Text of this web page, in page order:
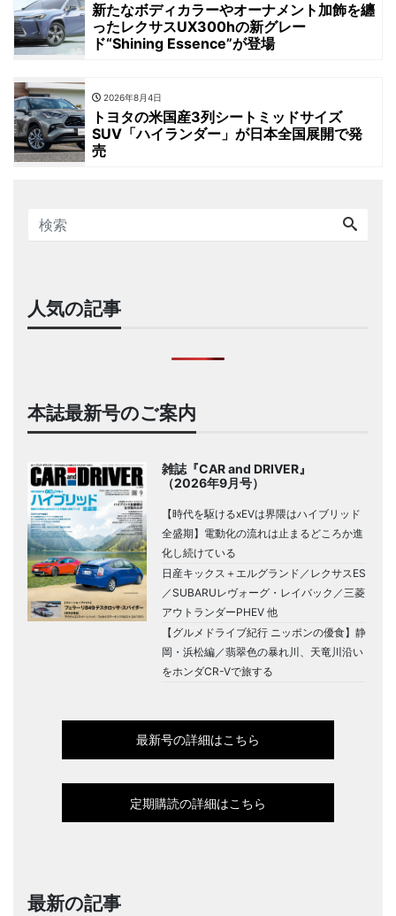
新たなボディカラーやオーナメント加飾を纏
ったレクサスUX300hの新グレー
ド“Shining Essence”が登場
2026年8月4日
トヨタの米国産3列シートミッドサイズ
SUV「ハイランダー」が日本全国展開で発
売
人気の記事
本誌最新号のご案内
雑誌『CAR and DRIVER』
（2026年9月号）
【時代を駆けるxEVは界隈はハイブリッド
全盛期】電動化の流れは止まるどころか進
化し続けている
日産キックス＋エルグランド／レクサスES
／SUBARUレヴォーグ・レイバック／三菱
アウトランダーPHEV 他
【グルメドライブ紀行 ニッポンの優食】静
岡・浜松編／翡翠色の暴れ川、天竜川沿い
をホンダCR-Vで旅する
最新号の詳細はこちら
定期購読の詳細はこちら
最新の記事